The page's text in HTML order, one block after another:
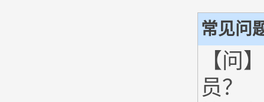
常见问
【问
员？